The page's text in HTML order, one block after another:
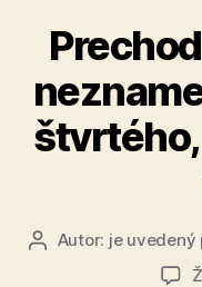
AutorAutor: je uvedený